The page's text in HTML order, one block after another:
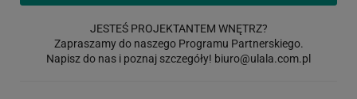
JESTEŚ PROJEKTANTEM WNĘTRZ?
Zapraszamy do naszego Programu Partnerskiego.
Napisz do nas i poznaj szczegóły! biuro@ulala.com.pl